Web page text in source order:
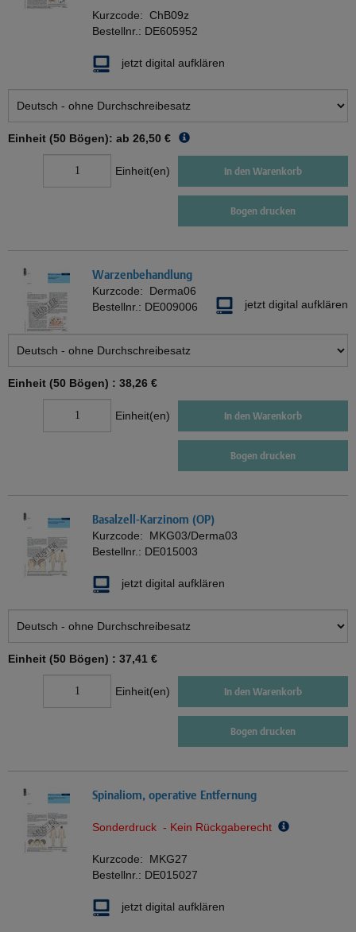
Kurzcode: ChB09z
Bestellnr.: DE605952
jetzt digital aufklären
Einheit (50 Bögen): ab 26,50 €
Einheit(en) In den Warenkorb
Bogen drucken
Warzenbehandlung
Kurzcode: Derma06
Bestellnr.: DE009006 jetzt digital aufklären
Einheit (50 Bögen) : 38,26 €
Einheit(en) In den Warenkorb
Bogen drucken
Basalzell-Karzinom (OP)
Kurzcode: MKG03/Derma03
Bestellnr.: DE015003
jetzt digital aufklären
Einheit (50 Bögen) : 37,41 €
Einheit(en) In den Warenkorb
Bogen drucken
Spinaliom, operative Entfernung
Sonderdruck - Kein Rückgaberecht
Kurzcode: MKG27
Bestellnr.: DE015027
jetzt digital aufklären